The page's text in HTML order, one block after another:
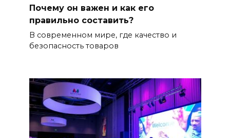
Почему он важен и как его
правильно составить?
В современном мире, где качество и
безопасность товаров